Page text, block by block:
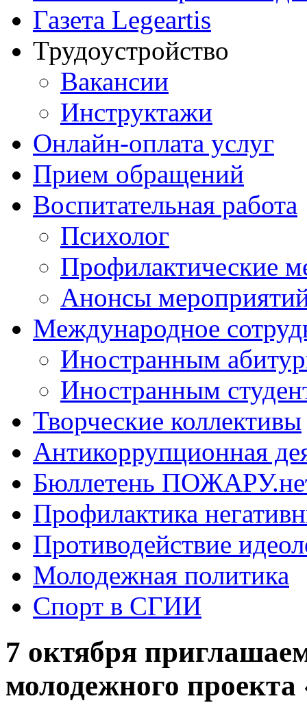
Газета Legeartis
Трудоустройство
Вакансии
Инструктажи
Онлайн-оплата услуг
Прием обращений
Воспитательная работа
Психолог
Профилактические
Анонсы
Международное
Иностранным
Иностранным
Творческие коллективы
Антикоррупционная
Бюллетень
Профилактика
Противодействие
Молодежная политика
Спорт в СГИИ
7 октября
молодежного